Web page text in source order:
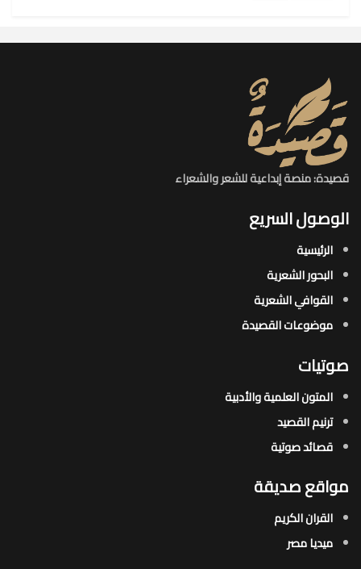
قصيدة: منصة إبداعية للشعر والشعراء
الوصول السريع
الرئيسية
البحور الشعرية​
القوافي الشعرية​
موضوعات القصيدة​
صوتيات
المتون العلمية والأدبية
ترنيم القصيد
قصائد صوتية
مواقع صديقة
القران الكريم
ميديا مصر